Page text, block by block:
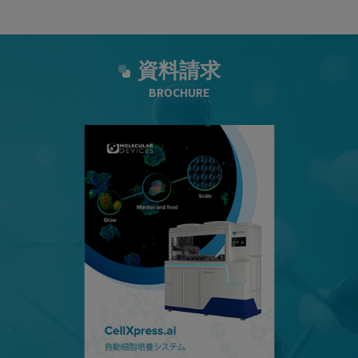
資料請求
BROCHURE